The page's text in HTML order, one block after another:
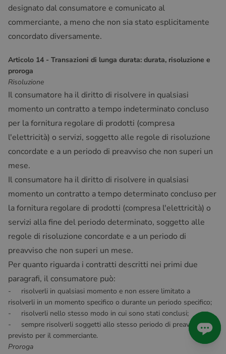
designato dal consumatore e comunicato al
commerciante, a meno che non sia stato esplicitamente
concordato diversamente.
Articolo 14 - Transazioni di lunga durata: durata, risoluzione e
proroga
Risoluzione
Il consumatore ha il diritto di risolvere in qualsiasi
momento un contratto a tempo indeterminato concluso
per la fornitura regolare di prodotti (compresa
l'elettricità) o servizi, soggetto alle regole di risoluzione
concordate e a un periodo di preavviso che non superi un
mese.
Il consumatore ha il diritto di risolvere in qualsiasi
momento un contratto a tempo determinato concluso per
la fornitura regolare di prodotti (compresa l'elettricità) o
servizi alla fine del periodo determinato, soggetto alle
regole di risoluzione concordate e a un periodo di
preavviso che non superi un mese.
Per quanto riguarda i contratti descritti nei primi due
paragrafi, il consumatore può:
- risolverli in qualsiasi momento e non essere limitato a
risolverli in un momento specifico o durante un periodo specifico;
- risolverli nello stesso modo in cui sono stati conclusi;
- sempre risolverli soggetti allo stesso periodo di preavviso
previsto per il commerciante.
Proroga